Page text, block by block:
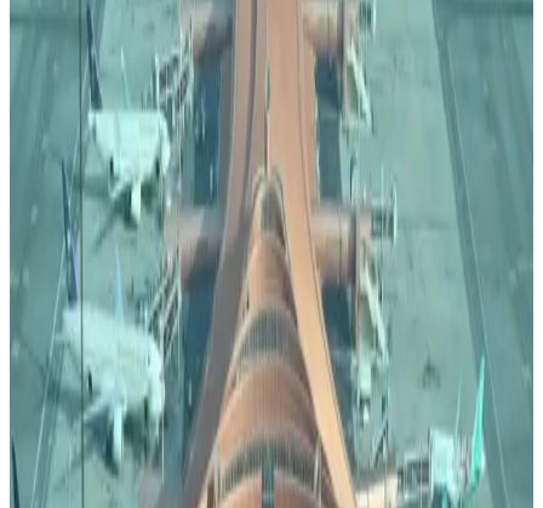
شركة طيران ناس #رحلات طيران ناس إلى ميونخ
رحلات طيران
الرياض بودابست
أخبار ذات صلة قد تهمك
بالأرقام.. الكشف عن السلاح الجوي الذي ستستفيدة
السعودية من اتفاقية مكة للدفاع
الطيران في السعودية بالأرقام.. إنجازات غير مسبوقة
ضمن رؤية 2030
فيديو يوثق لحظة الهبوط في أصعب مطار في
السعودية.. اختبار حقيقي لمهارة الطيارين